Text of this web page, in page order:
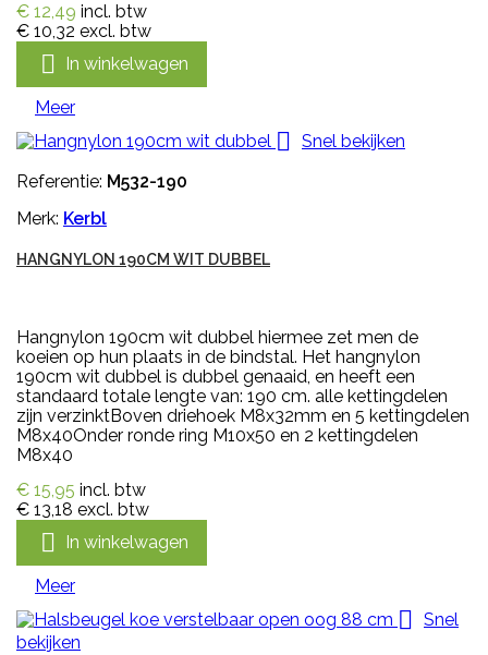
€ 12,49 incl. btw
€ 10,32 excl. btw
 In winkelwagen
Meer

Snel bekijken
Referentie: M532-190
Merk: Kerbl
HANGNYLON 190CM WIT DUBBEL
Hangnylon 190cm wit dubbel hiermee zet men de
koeien op hun plaats in de bindstal. Het hangnylon
190cm wit dubbel is dubbel genaaid, en heeft een
standaard totale lengte van: 190 cm. alle kettingdelen
zijn verzinktBoven driehoek M8x32mm en 5 kettingdelen
M8x40Onder ronde ring M10x50 en 2 kettingdelen
M8x40
€ 15,95 incl. btw
€ 13,18 excl. btw
 In winkelwagen
Meer

Snel
bekijken